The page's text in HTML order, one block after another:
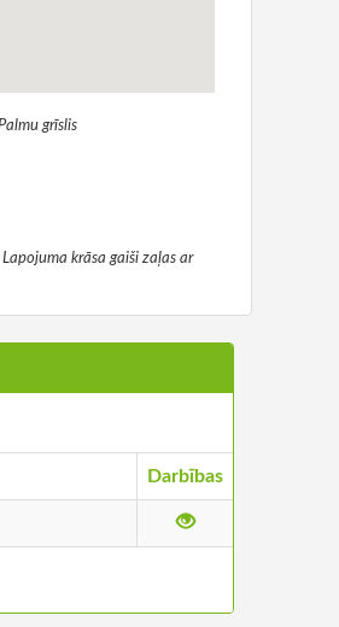
grīslis
krāsa gaiši zaļas ar
Darbības